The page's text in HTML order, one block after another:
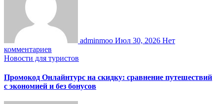
adminmoo Июл 30, 2026 Нет
комментариев
Новости для туристов
Промокод Онлайнтурс на скидку: сравнение путешествий
с экономией и без бонусов